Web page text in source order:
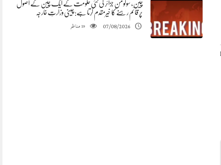
چین، سولومن جزائر کی نئی حکومت کے ایک چین کے اصول
پر قائم رہنے کا خیرمقدم کرتا ہے: چینی وزارتِ خارجہ
07/08/2026
19مناظر